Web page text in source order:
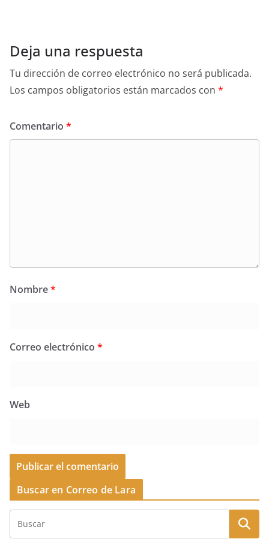
Deja una respuesta
Tu dirección de correo electrónico no será publicada.
Los campos obligatorios están marcados con *
Comentario *
Nombre*
Correo electrónico *
Web
Buscar en Correo de Lara